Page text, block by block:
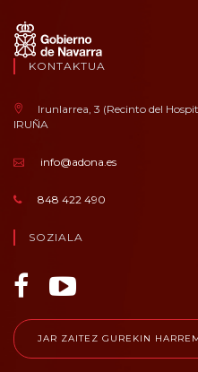
KONTAKTUA
Irunlarrea, 3 (Recinto del
IRUÑA
info@adona.es
848 422 490
SOZIALA
JAR ZAITEZ GUREKIN